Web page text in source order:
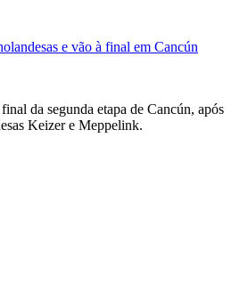
e vão à final em Cancún
da segunda etapa de Cancún, após
Keizer e Meppelink.